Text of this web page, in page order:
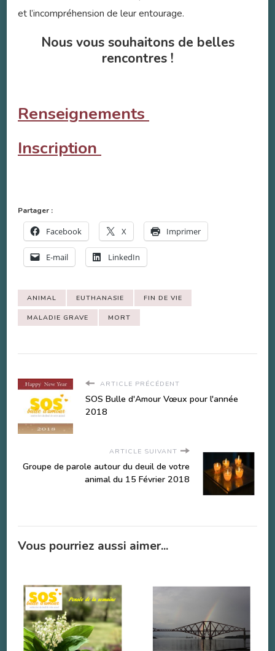
et l’incompréhension de leur entourage.
Nous vous souhaitons de belles
rencontres !
Renseignements
Inscription
Partager :
Facebook X Imprimer
E-mail LinkedIn
ANIMAL EUTHANASIE FIN DE VIE
MALADIE GRAVE MORT
ARTICLE PRÉCÉDENT
SOS Bulle d'Amour Vœux pour l'année
2018
ARTICLE SUIVANT
Groupe de parole autour du deuil de votre
animal du 15 Février 2018
Vous pourriez aussi aimer...